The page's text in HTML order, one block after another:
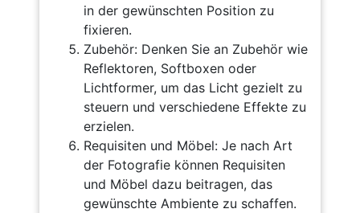
in der gewünschten Position zu
fixieren.
Zubehör: Denken Sie an Zubehör wie
Reflektoren, Softboxen oder
Lichtformer, um das Licht gezielt zu
steuern und verschiedene Effekte zu
erzielen.
Requisiten und Möbel: Je nach Art
der Fotografie können Requisiten
und Möbel dazu beitragen, das
gewünschte Ambiente zu schaffen.